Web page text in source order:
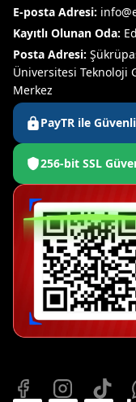
E-posta Adresi:
Kayıtlı Olunan Oda:
Posta Adresi:
Üniversitesi Teknoloji
Merkez
PayTR ile
256-bit SSL